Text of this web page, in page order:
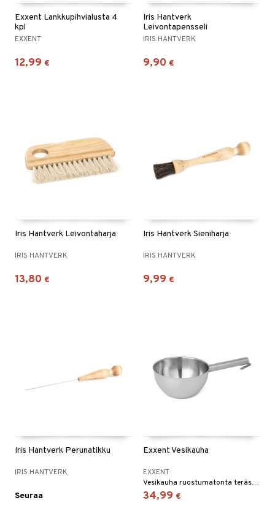
Exxent Lankkupihvialusta 4
kpl
EXXENT
12,99 €
Iris Hantverk
Leivontapensseli
IRIS HANTVERK
9,90 €
Iris Hantverk Leivontaharja
IRIS HANTVERK
13,80 €
Iris Hantverk Sieniharja
IRIS HANTVERK
9,99 €
Iris Hantverk Perunatikku
IRIS HANTVERK
Seuraa
Exxent Vesikauha
EXXENT
Vesikauha ruostumatonta terästä - Exxent.
34,99 €